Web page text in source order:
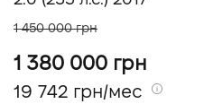
1 450 000 грн
1 380 000 грн
19 742 грн/мес
VIDI Карьера
Контакты